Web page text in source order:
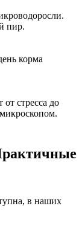
пир.
корма
стресса до
в наших